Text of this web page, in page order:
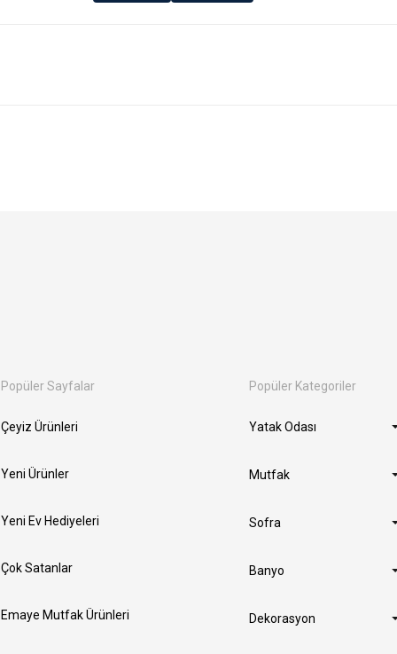
Popüler Sayfalar
Çeyiz Ürünleri
Yeni Ürünler
Yeni Ev Hediyeleri
Çok Satanlar
Emaye Mutfak Ürünleri
Popüler Kategoriler
Yatak Odası
Mutfak
Sofra
Banyo
Dekorasyon